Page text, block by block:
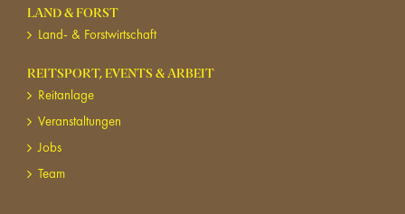
LAND & FORST
Land- & Forstwirtschaft
REITSPORT, EVENTS & ARBEIT
Reitanlage
Veranstaltungen
Jobs
Team